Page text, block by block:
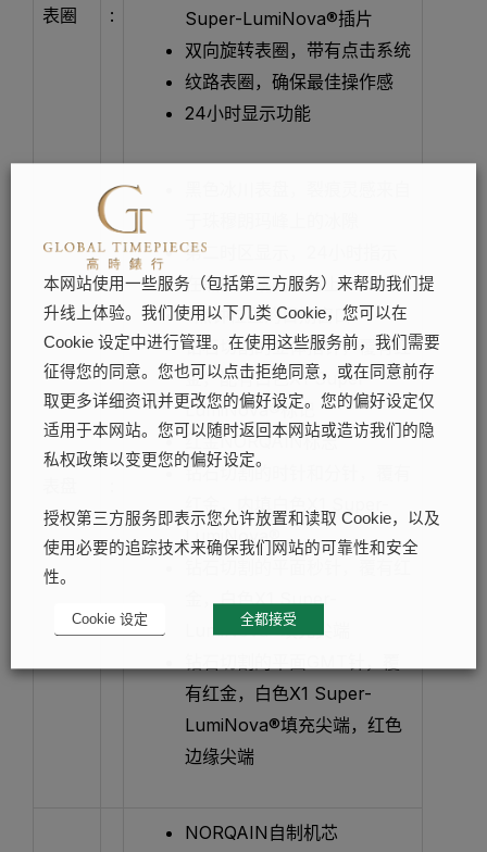
表圈 :
Super-LumiNova®插片
双向旋转表圈，带有点击系统
纹路表圈，确保最佳操作感
24小时显示功能
第二时区显示，24小时指示
在黑白环绕的表盘上
3点钟位置的日期窗口
钻石切割的立体指针，覆有红
金，配有白色X1 Super-
LumiNova®标记
红金NORQAIN标志
钻石切割的时针和分针，覆有
红金，内填白色X1 Super-
LumiNova®
金，白色X1 Super-
LumiNova®填充尖端
有红金，白色X1 Super-
LumiNova®填充尖端，红色
边缘尖端
NORQAIN自制机芯
本网站使用一些服务（包括第三方服务）来帮助我们提
升线上体验。我们使用以下几类 Cookie，您可以在
Cookie 设定中进行管理。在使用这些服务前，我们需要
征得您的同意。您也可以点击拒绝同意，或在同意前存
取更多详细资讯并更改您的偏好设定。您的偏好设定仅
适用于本网站。您可以随时返回本网站或造访我们的隐
私权政策以变更您的偏好设定。
授权第三方服务即表示您允许放置和读取 Cookie，以及
使用必要的追踪技术来确保我们网站的可靠性和安全
性。
Cookie 设定 全都接受